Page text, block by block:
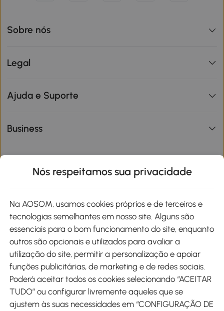
Sobre nós
Legal
Ajuda e Suporte
Business
Métodos de pagamento
Envio
Nós respeitamos sua privacidade
Na AOSOM, usamos cookies próprios e de terceiros e
tecnologias semelhantes em nosso site. Alguns são
essenciais para o bom funcionamento do site, enquanto
outros são opcionais e utilizados para avaliar a
utilização do site, permitir a personalização e apoiar
funções publicitárias, de marketing e de redes sociais.
Poderá aceitar todos os cookies selecionando “ACEITAR
TUDO” ou configurar livremente aqueles que se
ajustem às suas necessidades em “CONFIGURAÇÃO DE